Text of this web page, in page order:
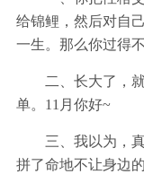
给锦鲤，然后对自
一生。那么你过得
二、长大了，
单。11月你好~
三、我以为，
拼了命地不让身边